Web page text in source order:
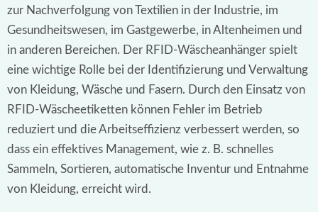
zur Nachverfolgung von Textilien in der Industrie, im
Gesundheitswesen, im Gastgewerbe, in Altenheimen und
in anderen Bereichen. Der RFID-Wäscheanhänger spielt
eine wichtige Rolle bei der Identifizierung und Verwaltung
von Kleidung, Wäsche und Fasern. Durch den Einsatz von
RFID-Wäscheetiketten können Fehler im Betrieb
reduziert und die Arbeitseffizienz verbessert werden, so
dass ein effektives Management, wie z. B. schnelles
Sammeln, Sortieren, automatische Inventur und Entnahme
von Kleidung, erreicht wird.